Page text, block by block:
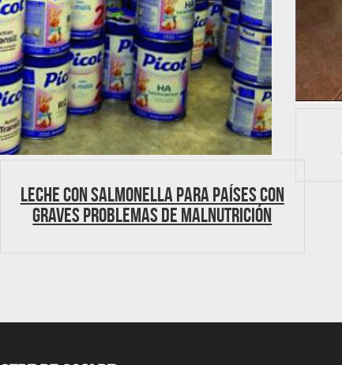
Leche con Salmonella para países con
graves problemas de malnutrición